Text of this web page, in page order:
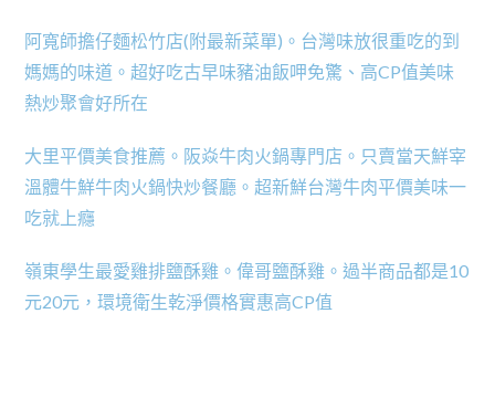
阿寬師擔仔麵松竹店(附最新菜單)。台灣味放很重吃的到
媽媽的味道。超好吃古早味豬油飯呷免驚、高CP值美味
熱炒聚會好所在
大里平價美食推薦。阪焱牛肉火鍋專門店。只賣當天鮮宰
溫體牛鮮牛肉火鍋快炒餐廳。超新鮮台灣牛肉平價美味一
吃就上癮
嶺東學生最愛雞排鹽酥雞。偉哥鹽酥雞。過半商品都是10
元20元，環境衛生乾淨價格實惠高CP值